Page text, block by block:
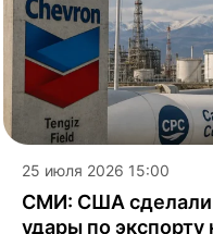
25 июля 2026 15:00
СМИ: США сделали
удары по экспорту